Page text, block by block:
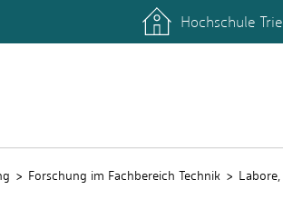
Hochschule
Forschung im Fachbereich Technik